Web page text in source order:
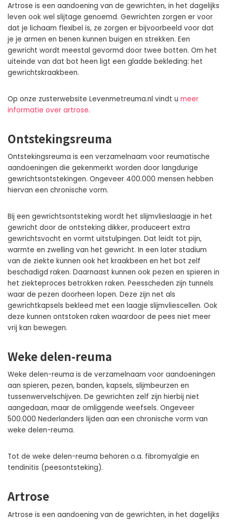
Artrose is een aandoening van de gewrichten, in het dagelijks
leven ook wel slijtage genoemd. Gewrichten zorgen er voor
dat je lichaam flexibel is, ze zorgen er bijvoorbeeld voor dat
je je armen en benen kunnen buigen en strekken. Een
gewricht wordt meestal gevormd door twee botten. Om het
uiteinde van dat bot heen ligt een gladde bekleding: het
gewrichtskraakbeen.
Op onze zusterwebsite Levenmetreuma.nl vindt u meer
informatie over artrose.
Ontstekingsreuma
Ontstekingsreuma is een verzamelnaam voor reumatische
aandoeningen die gekenmerkt worden door langdurige
gewrichtsontstekingen. Ongeveer 400.000 mensen hebben
hiervan een chronische vorm.
Bij een gewrichtsontsteking wordt het slijmvlieslaagje in het
gewricht door de ontsteking dikker, produceert extra
gewrichtsvocht en vormt uitstulpingen. Dat leidt tot pijn,
warmte en zwelling van het gewricht. In een later stadium
van de ziekte kunnen ook het kraakbeen en het bot zelf
beschadigd raken. Daarnaast kunnen ook pezen en spieren in
het ziekteproces betrokken raken. Peesscheden zijn tunnels
waar de pezen doorheen lopen. Deze zijn net als
gewrichtkapsels bekleed met een laagje slijmvliescellen. Ook
deze kunnen ontstoken raken waardoor de pees niet meer
vrij kan bewegen.
Weke delen-reuma
Weke delen-reuma is de verzamelnaam voor aandoeningen
aan spieren, pezen, banden, kapsels, slijmbeurzen en
tussenwervelschijven. De gewrichten zelf zijn hierbij niet
aangedaan, maar de omliggende weefsels. Ongeveer
500.000 Nederlanders lijden aan een chronische vorm van
weke delen-reuma.
Tot de weke delen-reuma behoren o.a. fibromyalgie en
tendinitis (peesontsteking).
Artrose
Artrose is een aandoening van de gewrichten, in het dagelijks